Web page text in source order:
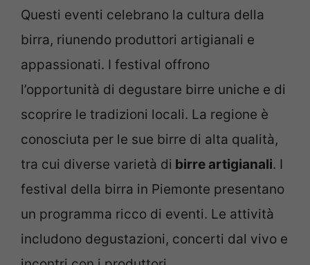
Questi eventi celebrano la cultura della
birra, riunendo produttori artigianali e
appassionati. I festival offrono
l’opportunità di degustare birre uniche e di
scoprire le tradizioni locali. La regione è
conosciuta per le sue birre di alta qualità,
tra cui diverse varietà di birre artigianali. I
festival della birra in Piemonte presentano
un programma ricco di eventi. Le attività
includono degustazioni, concerti dal vivo e